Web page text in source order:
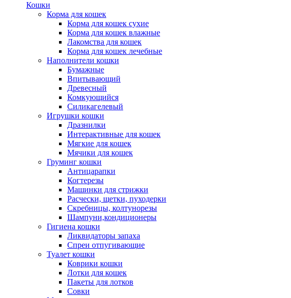
Кошки
Корма для кошек
Корма для кошек сухие
Корма для кошек влажные
Лакомства для кошек
Корма для кошек лечебные
Наполнители кошки
Бумажные
Впитывающий
Древесный
Комкующийся
Силикагелевый
Игрушки кошки
Дразнилки
Интерактивные для кошек
Мягкие для кошек
Мячики для кошек
Груминг кошки
Антицарапки
Когтерезы
Машинки для стрижки
Расчески, щетки, пуходерки
Скребницы, колтунорезы
Шампуни,кондиционеры
Гигиена кошки
Ликвидаторы запаха
Спреи отпугивающие
Туалет кошки
Коврики кошки
Лотки для кошек
Пакеты для лотков
Совки